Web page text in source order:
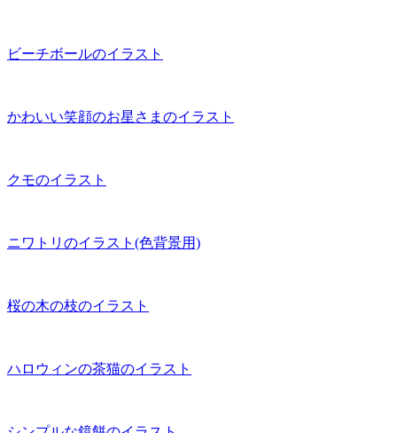
ビーチボールのイラスト
かわいい笑顔のお星さまのイラスト
クモのイラスト
ニワトリのイラスト(色背景用)
桜の木の枝のイラスト
ハロウィンの茶猫のイラスト